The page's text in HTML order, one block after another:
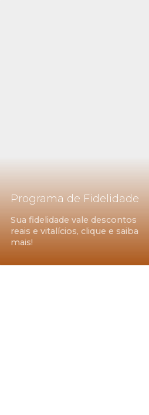
Programa de Fidelidade
Sua fidelidade vale descontos
reais e vitalícios, clique e saiba
mais!